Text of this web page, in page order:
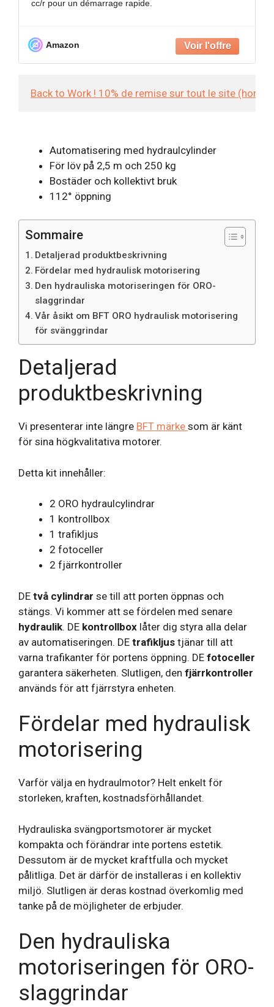
cc/r pour un démarrage rapide.
Amazon
Back to Work ! 10% de remise sur tout le site (hors
Automatisering med hydraulcylinder
För löv på 2,5 m och 250 kg
Bostäder och kollektivt bruk
112° öppning
Sommaire
Detaljerad produktbeskrivning
Fördelar med hydraulisk motorisering
Den hydrauliska motoriseringen för ORO-
slaggrindar
Vår åsikt om BFT ORO hydraulisk motorisering
för svänggrindar
Detaljerad
produktbeskrivning
Vi presenterar inte längre BFT märke som är känt
för sina högkvalitativa motorer.
Detta kit innehåller:
2 ORO hydraulcylindrar
1 kontrollbox
1 trafikljus
2 fotoceller
2 fjärrkontroller
DE två cylindrar se till att porten öppnas och
stängs. Vi kommer att se fördelen med senare
hydraulik. DE kontrollbox låter dig styra alla delar
av automatiseringen. DE trafikljus tjänar till att
varna trafikanter för portens öppning. DE fotoceller
garantera säkerheten. Slutligen, den fjärrkontroller
används för att fjärrstyra enheten.
Fördelar med hydraulisk
motorisering
Varför välja en hydraulmotor? Helt enkelt för
storleken, kraften, kostnadsförhållandet.
Hydrauliska svängportsmotorer är mycket
kompakta och förändrar inte portens estetik.
Dessutom är de mycket kraftfulla och mycket
pålitliga. Det är därför de installeras i en kollektiv
miljö. Slutligen är deras kostnad överkomlig med
tanke på de möjligheter de erbjuder.
Den hydrauliska
motoriseringen för ORO-
slaggrindar